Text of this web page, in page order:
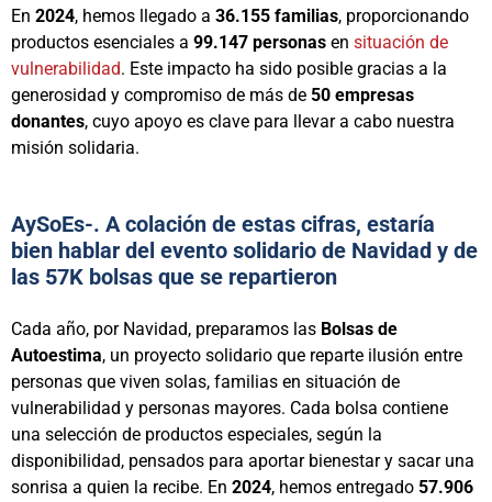
En 2024, hemos llegado a 36.155 familias, proporcionando
productos esenciales a 99.147 personas en situación de
vulnerabilidad. Este impacto ha sido posible gracias a la
generosidad y compromiso de más de 50 empresas
donantes, cuyo apoyo es clave para llevar a cabo nuestra
misión solidaria.
AySoEs-. A colación de estas cifras, estaría
bien hablar del evento solidario de Navidad y de
las 57K bolsas que se repartieron
Cada año, por Navidad, preparamos las Bolsas de
Autoestima, un proyecto solidario que reparte ilusión entre
personas que viven solas, familias en situación de
vulnerabilidad y personas mayores. Cada bolsa contiene
una selección de productos especiales, según la
disponibilidad, pensados para aportar bienestar y sacar una
sonrisa a quien la recibe. En 2024, hemos entregado 57.906